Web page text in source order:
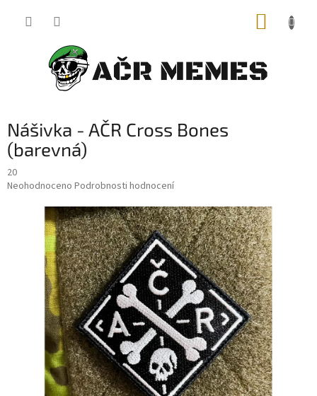
Nášivka - AČR Cross Bones
(barevná)
20
Průměrné
hvězdiček.
Neohodnoceno Podrobnosti hodnocení